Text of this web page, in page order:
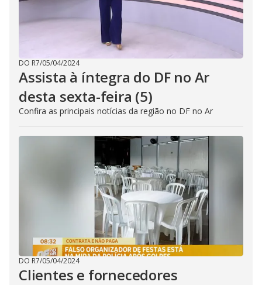
DO R7/05/04/2024
Assista à íntegra do DF no Ar
desta sexta-feira (5)
Confira as principais notícias da região no DF no Ar
DO R7/05/04/2024
Clientes e fornecedores